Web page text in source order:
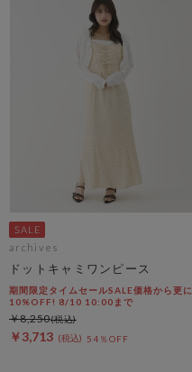
archives
ドットキャミワンピース
期間限定タイムセールSALE価格から更に
10%OFF! 8/10 10:00まで
￥3,713 54％OFF
￥8,250